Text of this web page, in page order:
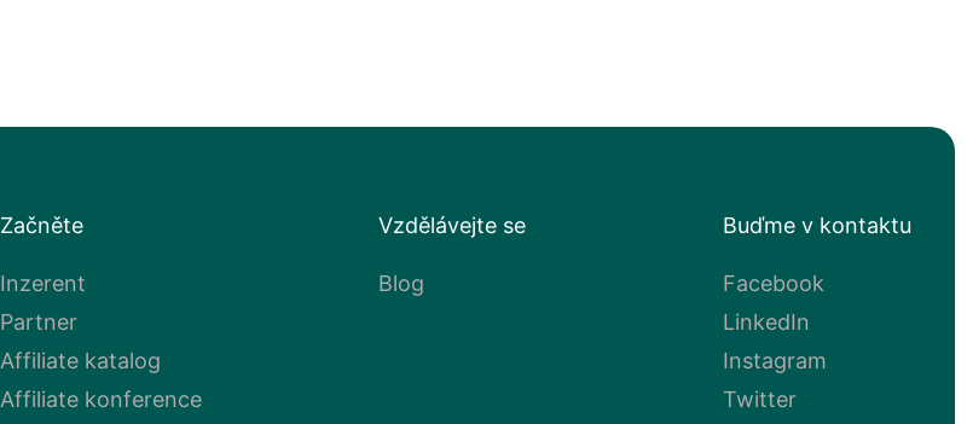
Začněte
Inzerent
Partner
Affiliate katalog
Affiliate konference
Vzdělávejte se
Blog
Buďme v kontaktu
Facebook
LinkedIn
Instagram
Twitter